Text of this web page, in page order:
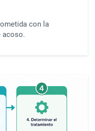
con la
acoso.